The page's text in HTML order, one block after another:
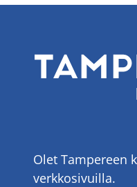
Olet Tampereen
verkkosivuilla.